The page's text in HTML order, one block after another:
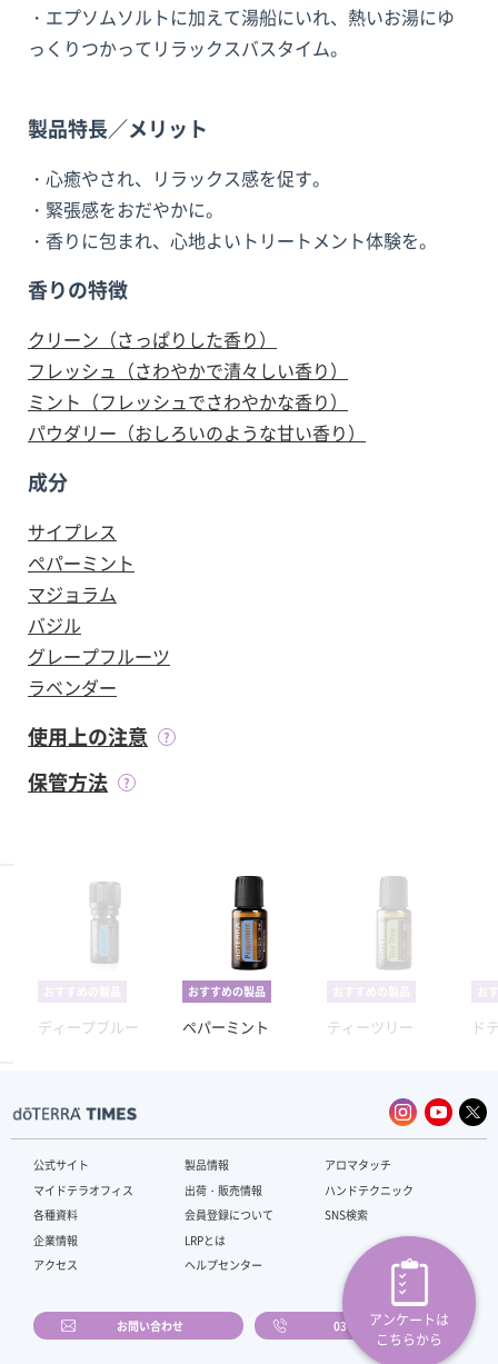
・エプソムソルトに加えて湯船にいれ、熱いお湯にゆ
っくりつかってリラックスバスタイム。
製品特長／メリット
・心癒やされ、リラックス感を促す。
・緊張感をおだやかに。
・香りに包まれ、心地よいトリートメント体験を。
香りの特徴
クリーン（さっぱりした香り）
フレッシュ（さわやかで清々しい香り）
ミント（フレッシュでさわやかな香り）
パウダリー（おしろいのような甘い香り）
成分
サイプレス
ペパーミント
マジョラム
バジル
グレープフルーツ
ラベンダー
使用上の注意
保管方法
ディープブルー
おすすめの製品
ペパーミント ティーツリー ド
公式サイト
マイドテラオフィス
各種資料
企業情報
アクセス
製品情報
出荷・販売情報
会員登録について
LRPとは
ヘルプセンター
アロマタッチ
ハンドテクニック
SNS検索
お問い合わせ 03-4589-2610アンケートは
こちらから